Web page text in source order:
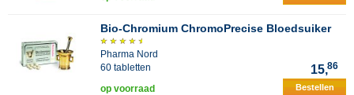
Bio-Chromium ChromoPrecise Bloedsuiker
Pharma Nord
60 tabletten
15,86
op voorraad Bestellen